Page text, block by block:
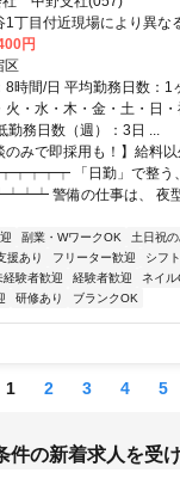
1丁目付近現場により異な
要■即日勤務
円
区
8時間/日 平均勤務日数：1
火・水・木・金・土・日
勤務日数（週）：3日 ...
のみで即採用も！】給料
「日勤」で整う、
警備の仕事は、 夜型
副業・WワークOK 土日祝
援あり フリーター歓迎 シフ
経験者歓迎 経験者歓迎 ネイル
研修あり ブランクOK
1 2 3 4 5
件の新着求人を受